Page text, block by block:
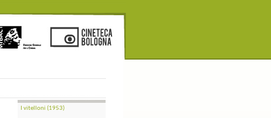
I vitelloni (1953)